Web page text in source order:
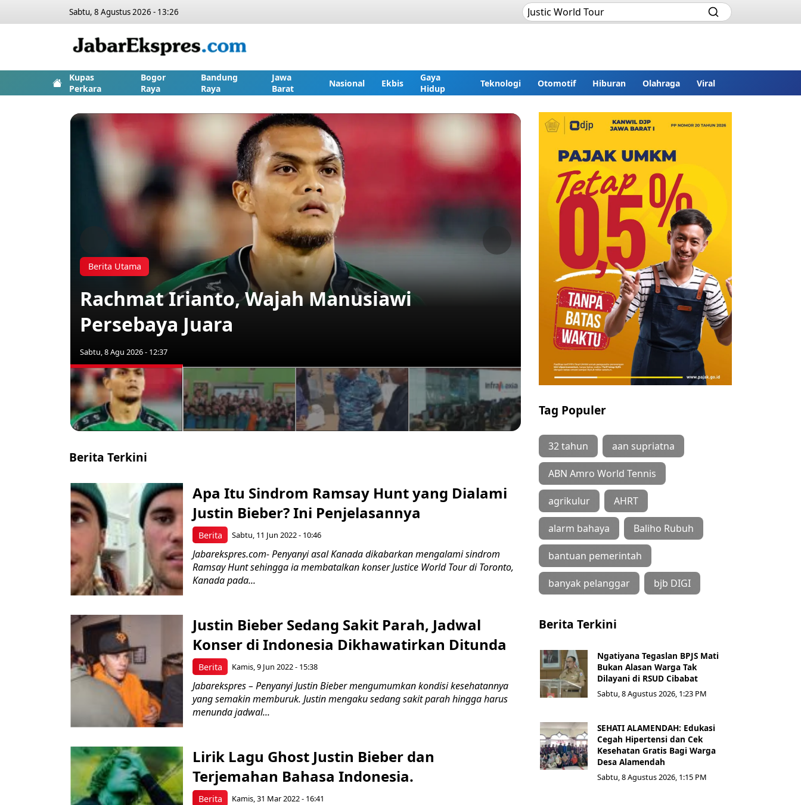
Sabtu, 8 Agustus 2026 - 13:26
Kupas
Perkara
Bogor
Raya
Bandung
Raya
Jawa
Barat
Nasional Ekbis
Gaya
Hidup
Teknologi Otomotif Hiburan Olahraga Viral
Berita Utama
Rachmat Irianto, Wajah Manusiawi
Persebaya Juara
Sabtu, 8 Agu 2026 - 12:37
Previous Next
Berita Terkini
Berita
Apa Itu Sindrom Ramsay Hunt yang Dialami
Justin Bieber? Ini Penjelasannya
Sabtu, 11 Jun 2022 - 10:46
Jabarekspres.com- Penyanyi asal Kanada dikabarkan mengalami sindrom
Ramsay Hunt sehingga ia membatalkan konser Justice World Tour di Toronto,
Kanada pada...
Berita
Justin Bieber Sedang Sakit Parah, Jadwal
Konser di Indonesia Dikhawatirkan Ditunda
Kamis, 9 Jun 2022 - 15:38
Jabarekspres – Penyanyi Justin Bieber mengumumkan kondisi kesehatannya
yang semakin memburuk. Justin mengaku sedang sakit parah hingga harus
menunda jadwal...
Berita
Lirik Lagu Ghost Justin Bieber dan
Terjemahan Bahasa Indonesia.
Kamis, 31 Mar 2022 - 16:41
Tag Populer
32 tahun aan supriatna
ABN Amro World Tennis
agrikulur AHRT
alarm bahaya Baliho Rubuh
bantuan pemerintah
banyak pelanggar bjb DIGI
Berita Terkini
Ngatiyana Tegaslan BPJS Mati
Bukan Alasan Warga Tak
Dilayani di RSUD Cibabat
Sabtu, 8 Agustus 2026, 1:23 PM
SEHATI ALAMENDAH: Edukasi
Cegah Hipertensi dan Cek
Kesehatan Gratis Bagi Warga
Desa Alamendah
Sabtu, 8 Agustus 2026, 1:15 PM